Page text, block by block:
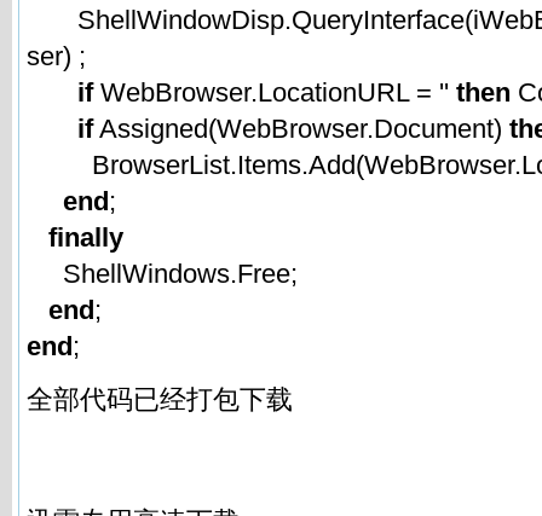
ser) ;
ifWebBrowser.LocationURL = '' then
ifAssigned(WebBrowser.Document)
end;
finally
ShellWindows.Free;
end;
end;
全部代码已经打包下载